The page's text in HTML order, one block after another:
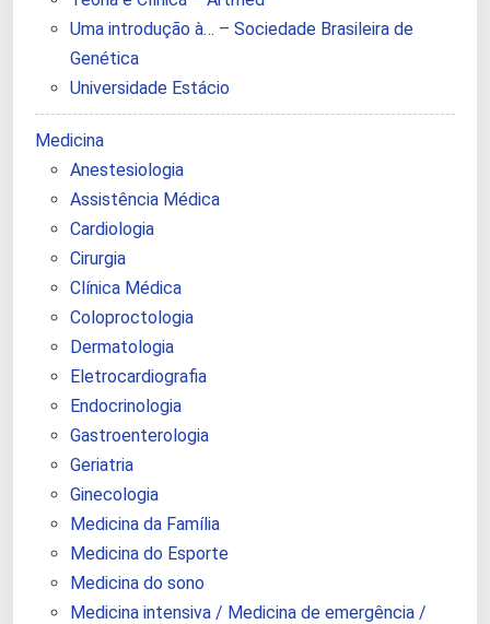
Uma introdução à… – Sociedade Brasileira de
Genética
Universidade Estácio
Medicina
Anestesiologia
Assistência Médica
Cardiologia
Cirurgia
Clínica Médica
Coloproctologia
Dermatologia
Eletrocardiografia
Endocrinologia
Gastroenterologia
Geriatria
Ginecologia
Medicina da Família
Medicina do Esporte
Medicina do sono
Medicina intensiva / Medicina de emergência /